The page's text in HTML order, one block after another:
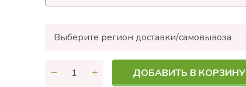
Выберите регион доставки/самовывоза
ДОБАВИТЬ В КОРЗИНУ